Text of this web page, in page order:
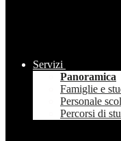
Servizi
Panoramica
Famiglie e
Personale
Percorsi di